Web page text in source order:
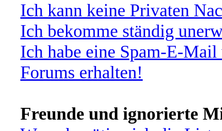
Ich kann keine Privaten
Ich bekomme ständig
Ich habe eine Spam-E-
Forums erhalten!
Freunde und ignorierte